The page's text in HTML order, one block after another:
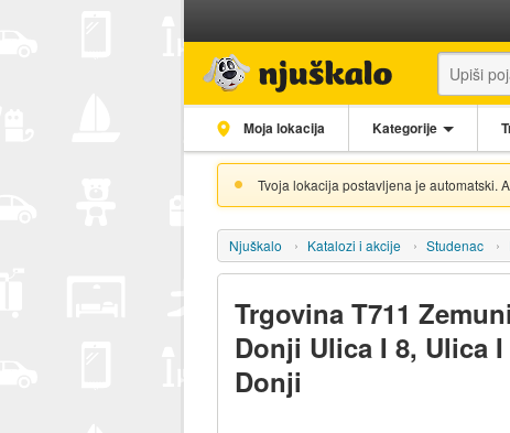
Moja lokacija Kategorije
Tvoja lokacija postavljena je automatski.
Njuškalo Katalozi i akcije Studenac
Trgovina T711
Donji Ulica I 8, Ulica
Donji